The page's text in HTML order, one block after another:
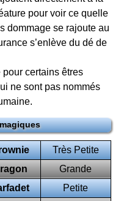
pour voir ce quelle
dommage se rajoute au
s’enlève du dé de
pour certains êtres
ne sont pas nommés
Très Petite
Grande
Petite